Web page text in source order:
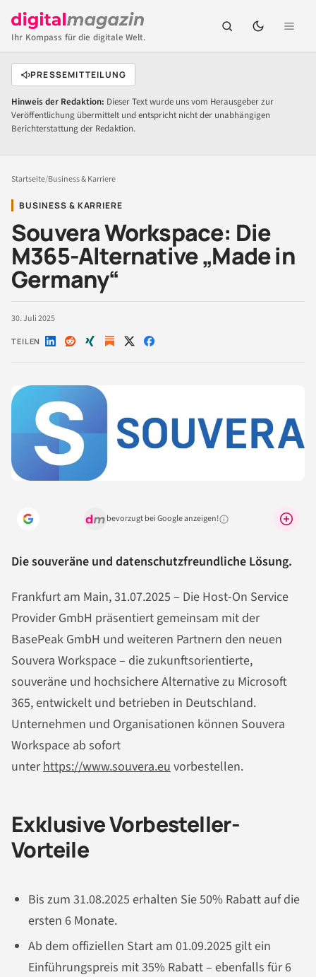
Ihr Kompass für die digitale Welt.
PRESSEMITTEILUNG
Hinweis der Redaktion: Dieser Text wurde uns vom Herausgeber zur
Veröffentlichung übermittelt und entspricht nicht der unabhängigen
Berichterstattung der Redaktion.
Startseite/Business & Karriere
BUSINESS & KARRIERE
Souvera Workspace: Die
M365-Alternative „Made in
Germany“
30. Juli 2025
TEILEN Auf Auf Auf Auf Auf
bevorzugt bei Google anzeigen!Warum lohnt sich das?
Die souveräne und datenschutzfreundliche Lösung.
Frankfurt am Main, 31.07.2025 – Die Host-On Service
Provider GmbH präsentiert gemeinsam mit der
BasePeak GmbH und weiteren Partnern den neuen
Souvera Workspace – die zukunftsorientierte,
souveräne und hochsichere Alternative zu Microsoft
365, entwickelt und betrieben in Deutschland.
Unternehmen und Organisationen können Souvera
Workspace ab sofort
unterhttps://www.souvera.euvorbestellen.
Exklusive Vorbesteller-
Vorteile
Bis zum 31.08.2025 erhalten Sie 50% Rabatt auf die
ersten 6 Monate.
Ab dem offiziellen Start am 01.09.2025 gilt ein
Einführungspreis mit 35% Rabatt – ebenfalls für 6